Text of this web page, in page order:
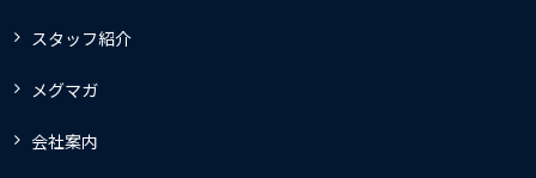
スタッフ紹介
メグマガ
会社案内